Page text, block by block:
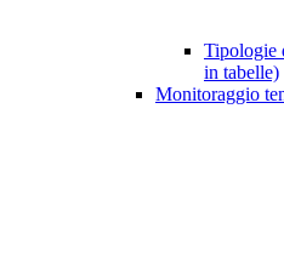
Tipologie
in tabelle)
Monitoraggio